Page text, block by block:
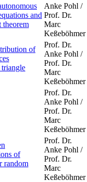
and
theorem
Anke Pohl /
Prof. Dr.
Marc
Keßeböhmer
of
triangle
Prof. Dr.
Anke Pohl /
Prof. Dr.
Marc
Keßeböhmer
Prof. Dr.
Anke Pohl /
Prof. Dr.
Marc
Keßeböhmer
of
random
Prof. Dr.
Anke Pohl /
Prof. Dr.
Marc
Keßeböhmer